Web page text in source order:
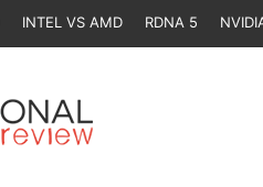
INTEL VS AMD RDNA 5